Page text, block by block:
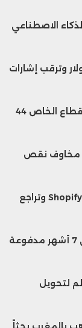
الاصطناعي
وترقب إشارات
تباطؤ سوق العمل الأمريكي مع إضافة القطاع الخاص 44
دولار وسط مخاوف نقص
الأسهم الكندية تواصل الصعود بدعم من Shopify وتراجع
مبيعات السيارات تتجاوز 152 ألف وحدة في 7 أشهر مدفوعة
لتحويل